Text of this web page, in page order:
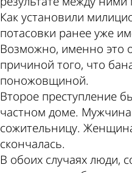
Как установили
потасовки ранее уже
Возможно, именно это
причиной того, что
поножовщиной.
Второе преступление
частном доме.
сожительницу.
скончалась.
В обоих случаях люди,